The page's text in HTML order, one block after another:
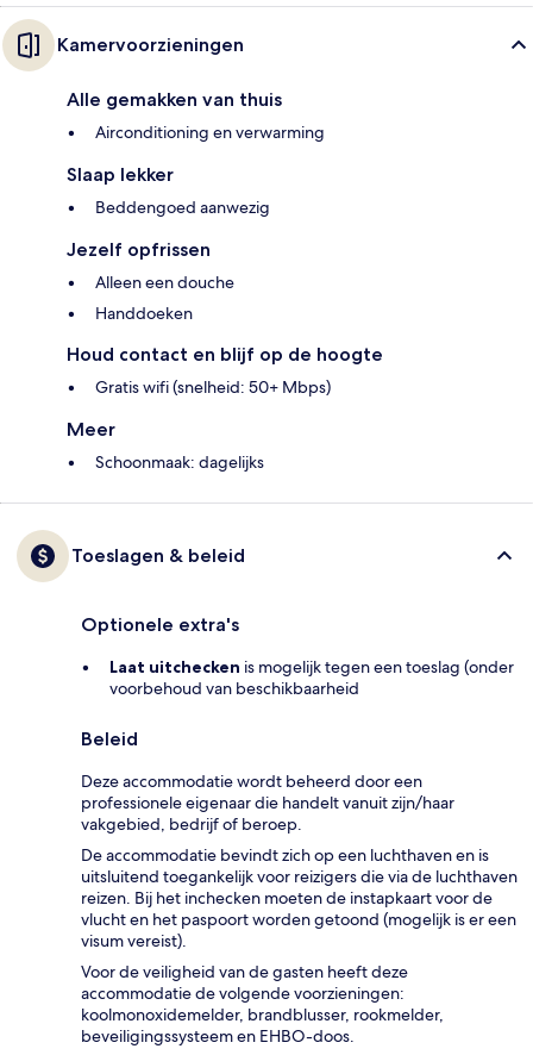
Kamervoorzieningen
Alle gemakken van thuis
Airconditioning en verwarming
Slaap lekker
Beddengoed aanwezig
Jezelf opfrissen
Alleen een douche
Handdoeken
Houd contact en blijf op de hoogte
Gratis wifi (snelheid: 50+ Mbps)
Meer
Schoonmaak: dagelijks
Toeslagen & beleid
Optionele extra's
Laat uitchecken is mogelijk tegen een toeslag (onder
voorbehoud van beschikbaarheid
Beleid
Deze accommodatie wordt beheerd door een
professionele eigenaar die handelt vanuit zijn/haar
vakgebied, bedrijf of beroep.
De accommodatie bevindt zich op een luchthaven en is
uitsluitend toegankelijk voor reizigers die via de luchthaven
reizen. Bij het inchecken moeten de instapkaart voor de
vlucht en het paspoort worden getoond (mogelijk is er een
visum vereist).
Voor de veiligheid van de gasten heeft deze
accommodatie de volgende voorzieningen:
koolmonoxidemelder, brandblusser, rookmelder,
beveiligingssysteem en EHBO-doos.